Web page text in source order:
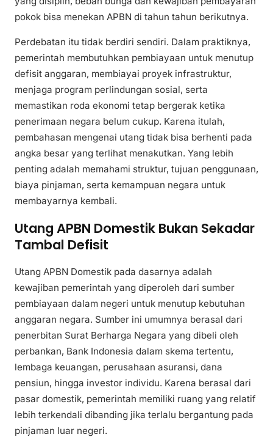
pokok bisa menekan APBN di tahun tahun berikutnya.
Perdebatan itu tidak berdiri sendiri. Dalam praktiknya,
pemerintah membutuhkan pembiayaan untuk menutup
defisit anggaran, membiayai proyek infrastruktur,
menjaga program perlindungan sosial, serta
memastikan roda ekonomi tetap bergerak ketika
penerimaan negara belum cukup. Karena itulah,
pembahasan mengenai utang tidak bisa berhenti pada
angka besar yang terlihat menakutkan. Yang lebih
penting adalah memahami struktur, tujuan penggunaan,
biaya pinjaman, serta kemampuan negara untuk
membayarnya kembali.
Utang APBN Domestik Bukan Sekadar
Tambal Defisit
Utang APBN Domestik pada dasarnya adalah
kewajiban pemerintah yang diperoleh dari sumber
pembiayaan dalam negeri untuk menutup kebutuhan
anggaran negara. Sumber ini umumnya berasal dari
penerbitan Surat Berharga Negara yang dibeli oleh
perbankan, Bank Indonesia dalam skema tertentu,
lembaga keuangan, perusahaan asuransi, dana
pensiun, hingga investor individu. Karena berasal dari
pasar domestik, pemerintah memiliki ruang yang relatif
lebih terkendali dibanding jika terlalu bergantung pada
pinjaman luar negeri.